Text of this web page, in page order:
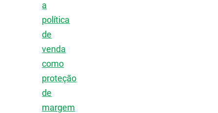
a
política
de
venda
como
proteção
de
margem